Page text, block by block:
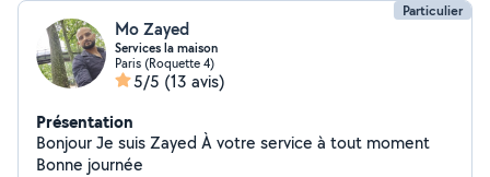
Particulier
Mo Zayed
Services la maison
Paris (Roquette 4)
5/5 (13 avis)
Présentation
Bonjour Je suis Zayed À votre service à tout moment
Bonne journée